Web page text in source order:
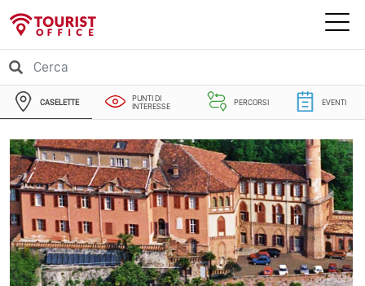
CASELETTE
PUNTI DI
INTERESSE
PERCORSI EVENTI